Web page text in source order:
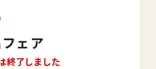
ェア
終了しました